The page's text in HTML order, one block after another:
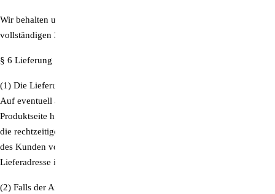
Wir behalten uns das Eigentum an der gelieferten Sache bis zur
vollständigen Zahlung des Kaufpreises vor.
§ 6 Lieferung
(1) Die Lieferung erfolgt innerhalb von 5 Tagen ab Bestellungseingang.
Auf eventuell abweichende Lieferzeiten weisen wir auf der jeweiligen
Produktseite hin. Der Beginn der von uns angegebenen Lieferzeit setzt
die rechtzeitige und ordnungsgemäße Erfüllung der Verpflichtungen
des Kunden voraus, insbesondere die korrekte Angabe der
Lieferadresse im Rahmen der Bestellung.
(2) Falls der Anbieter ohne eigenes Verschulden zur Lieferung der